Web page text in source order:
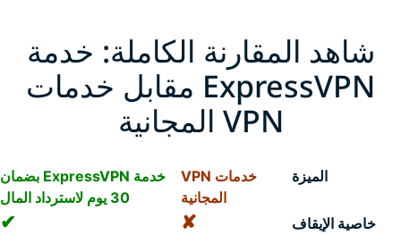
شاهد المقارنة الكاملة: خدمة
ExpressVPN مقابل خدمات
VPN المجانية
الميزة
خدمات VPN
المجانية
خدمة ExpressVPN بضمان
30 يوم لاسترداد المال
خاصية الإيقاف
✘
✔